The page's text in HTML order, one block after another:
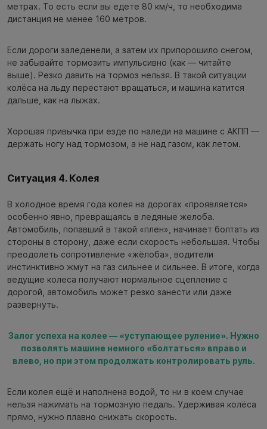
метрах. То есть если вы едете 80 км/ч, то необходима
дистанция не менее 160 метров.
Если дороги заледенели, а затем их припорошило снегом,
не забывайте тормозить импульсивно (как — читайте
выше). Резко давить на тормоз нельзя. В такой ситуации
колёса на льду перестают вращаться, и машина катится
дальше, как на лыжах.
Хорошая привычка при езде по наледи на машине с АКПП —
держать ногу над тормозом, а не над газом, как летом.
Ситуация 4. Колея
В холодное время года колея на дорогах «проявляется»
особенно явно, превращаясь в ледяные желоба.
Автомобиль, попавший в такой «плен», начинает болтать из
стороны в сторону, даже если скорость небольшая. Чтобы
преодолеть сопротивление «жёлоба», водители
инстинктивно жмут на газ сильнее и сильнее. В итоге, когда
ведущие колеса получают нормальное сцепление с
дорогой, автомобиль может резко занести или даже
развернуть.
Залог успеха на колее — «уступающее руление». Нужно
позволять машине немного «болтаться» вправо и
влево, но при этом продолжать контролировать руль.
Если колея ещё и наполнена водой, то ни в коем случае
нельзя нажимать на тормозную педаль. Удерживая колёса
прямо, нужно плавно снижать скорость.